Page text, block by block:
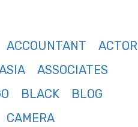
ACCOUNTANT
ACTOR
ASSOCIATES
BLACK
BLOG
CAMERA